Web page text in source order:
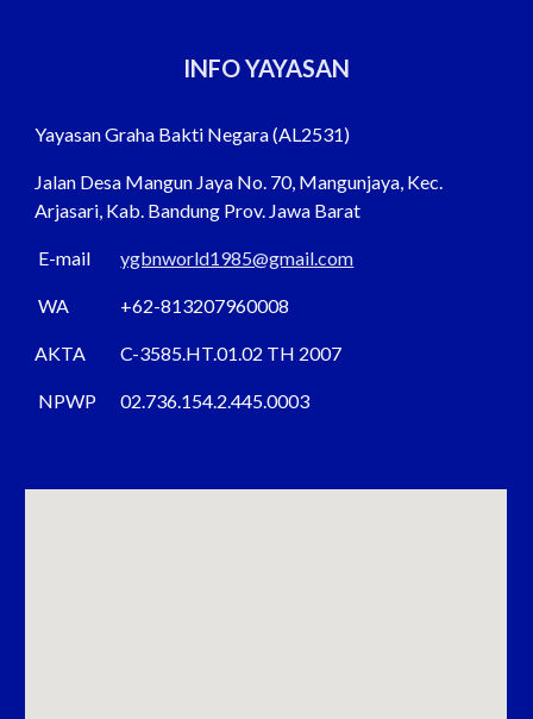
INFO YAYASAN
Yayasan Graha Bakti Negara (AL2531)
Jalan Desa Mangun Jaya No. 70, Mangunjaya, Kec.
Arjasari, Kab. Bandung Prov. Jawa Barat
E-mail ygbnworld1985@gmail.com
WA +62-813207960008
AKTA C-3585.HT.01.02 TH 2007
NPWP 02.736.154.2.445.0003